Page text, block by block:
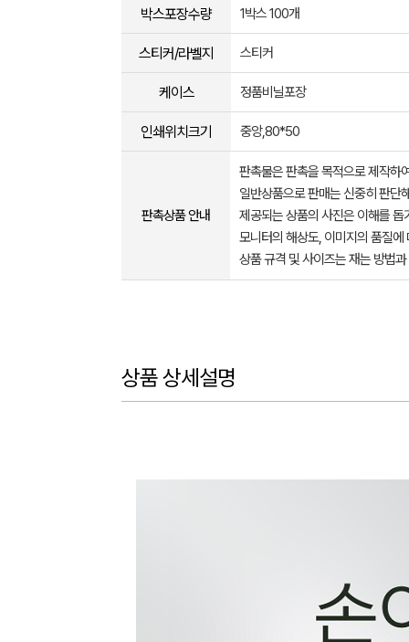
박스포장수량 1박스 100개
스티커/라벨지 스티커
케이스 정품비닐포장
인쇄위치크기 중앙,80*50
판촉상품 안내
판촉물은 판촉을 목적으로 제작하
일반상품으로 판매는 신중히 판단
제공되는 상품의 사진은 이해를
모니터의 해상도, 이미지의 품질
상품 규격 및 사이즈는 재는 방법
상품 상세설명